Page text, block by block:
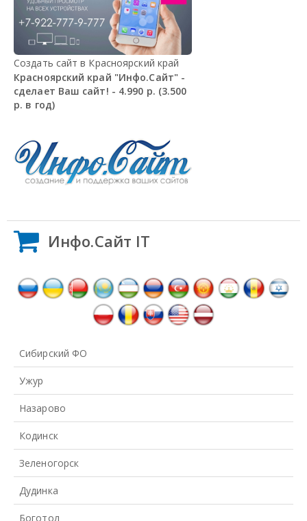
Создать сайт в Красноярский край
Красноярский край "Инфо.Сайт" -
сделает Ваш сайт! - 4.990 р. (3.500
р. в год)
Инфо.Сайт IT
Сибирский ФО
Ужур
Назарово
Кодинск
Зеленогорск
Дудинка
Боготол